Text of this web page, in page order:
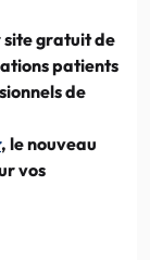
site gratuit de
patients
de
, le nouveau
vos